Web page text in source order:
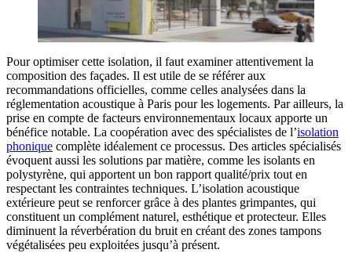
Pour optimiser cette isolation, il faut examiner attentivement la
composition des façades. Il est utile de se référer aux
recommandations officielles, comme celles analysées dans la
réglementation acoustique à Paris pour les logements. Par ailleurs, la
prise en compte de facteurs environnementaux locaux apporte un
bénéfice notable. La coopération avec des spécialistes de l’isolation
phonique complète idéalement ce processus. Des articles spécialisés
évoquent aussi les solutions par matière, comme les isolants en
polystyrène, qui apportent un bon rapport qualité/prix tout en
respectant les contraintes techniques. L’isolation acoustique
extérieure peut se renforcer grâce à des plantes grimpantes, qui
constituent un complément naturel, esthétique et protecteur. Elles
diminuent la réverbération du bruit en créant des zones tampons
végétalisées peu exploitées jusqu’à présent.